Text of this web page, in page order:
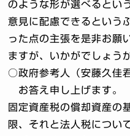
のような形が選べるとい
意見に配慮できるという
った点の主張を是非お願
ますが、いかがでしょう
○政府参考人（安藤久佳
お答え申し上げます。
固定資産税の償却資産の
限、それと法人税につい